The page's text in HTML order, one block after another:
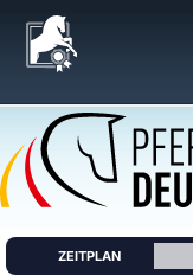
ZEITPLAN